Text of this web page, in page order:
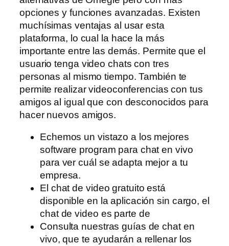
opciones y funciones avanzadas. Existen
muchísimas ventajas al usar esta
plataforma, lo cual la hace la más
importante entre las demás. Permite que el
usuario tenga video chats con tres
personas al mismo tiempo. También te
permite realizar videoconferencias con tus
amigos al igual que con desconocidos para
hacer nuevos amigos.
Echemos un vistazo a los mejores
software program para chat en vivo
para ver cuál se adapta mejor a tu
empresa.
El chat de video gratuito está
disponible en la aplicación sin cargo, el
chat de video es parte de
Consulta nuestras guías de chat en
vivo, que te ayudarán a rellenar los